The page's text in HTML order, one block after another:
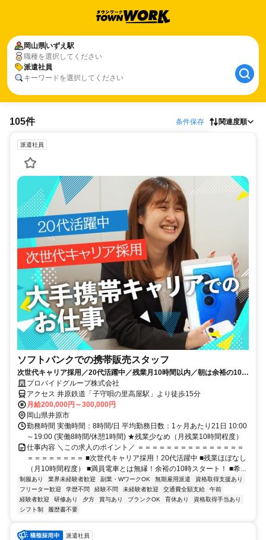
岡山県いずえ駅
職種を選択してください
派遣社員
キーワードを選択してください
105件 条件保存 関連度順
派遣社員
ソフトバンクでの携帯販売スタッフ
次世代キャリア採用／20代活躍中／残業月10時間以内／朝は余裕の10時
スタート
プロバイドグループ株式会社
アクセス 井原鉄道「子守唄の里高屋駅」より徒歩15分
月給200,000円～300,000円
岡山県井原市
勤務時間 実働時間：8時間/日 平均勤務日数：1ヶ月あたり21日 10:00
～19:00 (実働8時間/休憩1時間) ★残業少なめ（月残業10時間程度）
仕事内容 ＼この求人のポイント／ ＝＝＝＝＝＝＝＝＝＝＝＝＝＝＝
＝＝＝＝＝＝＝＝ ■次世代キャリア採用！20代活躍中 ■残業ほぼなし
（月10時間程度） ■満員電車とは無縁！余裕の10時スタート！ ■希...
制服あり 業界未経験者歓迎 副業・WワークOK 無期雇用派遣
資格取得支援あり
フリーター歓迎
学歴不問 経験不問 未経験者歓迎 交通費全額支給
午前
経験者歓迎
研修あり 夕方 賞与あり ブランクOK 育休あり
資格取得手当あり
シフト制
履歴書不要
派遣社員